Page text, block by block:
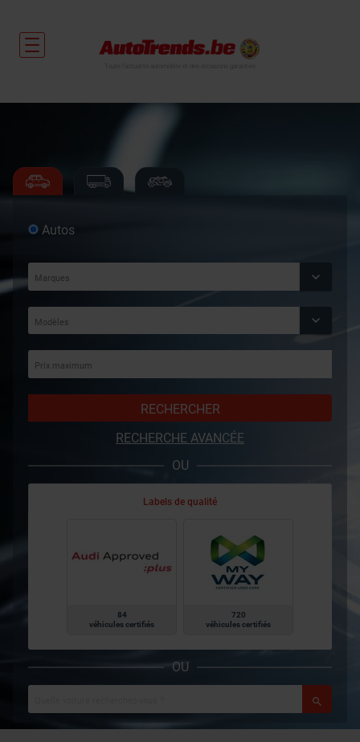
Autos
RECHERCHER
RECHERCHE AVANCÉE
OU
Labels de qualité
84
véhicules certifiés
720
véhicules certifiés
OU